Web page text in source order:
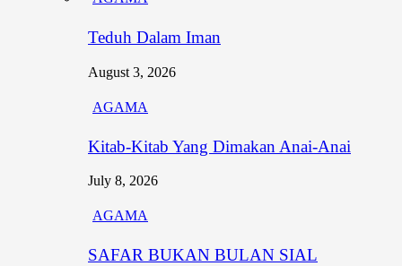
Teduh Dalam Iman
August 3, 2026
AGAMA
Kitab-Kitab Yang Dimakan Anai-Anai
July 8, 2026
AGAMA
SAFAR BUKAN BULAN SIAL